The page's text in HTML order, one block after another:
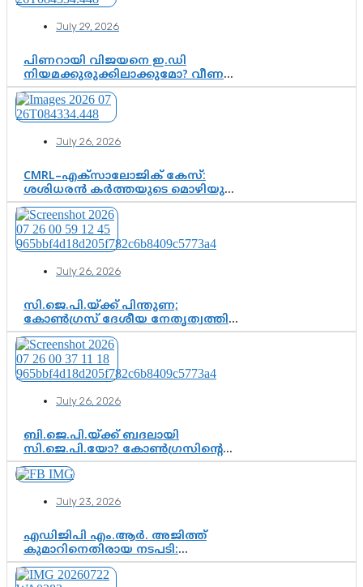
July 29, 2026
പിണറായി വിജയനെ ഇ.ഡി
നിയമക്കുരുക്കിലാക്കുമോ? വീണ
വിജയൻ മാപ്പുസാക്ഷിയാകുമോ?
കർത്തയുടെ മൊഴി നിർണായക
വഴിത്തിരിവാകുമോ?
July 26, 2026
CMRL–എക്‌സാലോജിക് കേസ്:
ശശിധരൻ കർത്തയുടെ മൊഴിയുടെ
അടിസ്ഥാനത്തിൽ പിണറായി
വിജയനെ ചോദ്യം ചെയ്യുന്നതിൽ ഉടൻ
തീരുമാനം; വീണയ്‌ക്കെതിരെ
കൂടുതൽ തെളിവുകൾ പരിശോധിച്ച്
July 26, 2026
സി.ജെ.പി.യ്ക്ക് പിന്തുണ;
കോൺഗ്രസ് ദേശീയ നേതൃത്വത്തിൽ
ആശങ്കയോ? പാർട്ടിക്കുള്ളിൽ
ഭിന്നാഭിപ്രായമെന്ന വിലയിരുത്തൽ
July 26, 2026
ബി.ജെ.പി.യ്ക്ക് ബദലായി
സി.ജെ.പി.യോ? കോൺഗ്രസിന്റെ
രാഷ്ട്രീയ ഇടം കൈവശപ്പെടുത്താൻ
സിജെപി ഉയർന്നുകഴിഞ്ഞോ?
വഴിത്തിരിവ്
July 23, 2026
എഡിജിപി എം.ആർ. അജിത്ത്
കുമാറിനെതിരായ നടപടി:
സസ്പെൻഷനിൽ ഒതുങ്ങുമോ,
അതോ കൂടുതൽ കടുത്ത